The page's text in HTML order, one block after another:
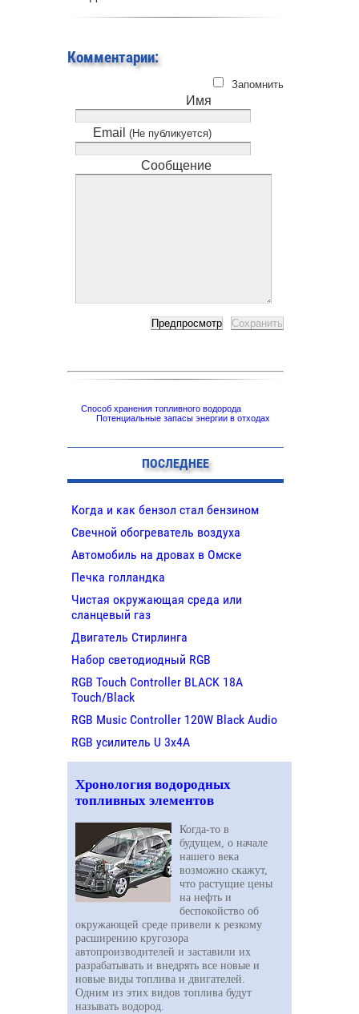
Комментарии:
Запомнить
Имя
Email (Не публикуется)
Сообщение
Способ хранения топливного водорода
Потенциальные запасы энергии в отходах
ПОСЛЕДНЕЕ
Когда и как бензол стал бензином
Свечной обогреватель воздуха
Автомобиль на дровах в Омске
Печка голландка
Чистая окружающая среда или
сланцевый газ
Двигатель Стирлинга
Набор светодиодный RGB
RGB Touch Controller BLACK 18A
Touch/Black
RGB Music Controller 120W Black Audio
RGB усилитель U 3х4A
Хронология водородных
топливных элементов
Когда-то в
будущем, о начале
нашего века
возможно скажут,
что растущие цены
на нефть и
беспокойство об
окружающей среде привели к резкому
расширению кругозора
автопроизводителей и заставили их
разрабатывать и внедрять все новые и
новые виды топлива и двигателей.
Одним из этих видов топлива будут
называть водород.